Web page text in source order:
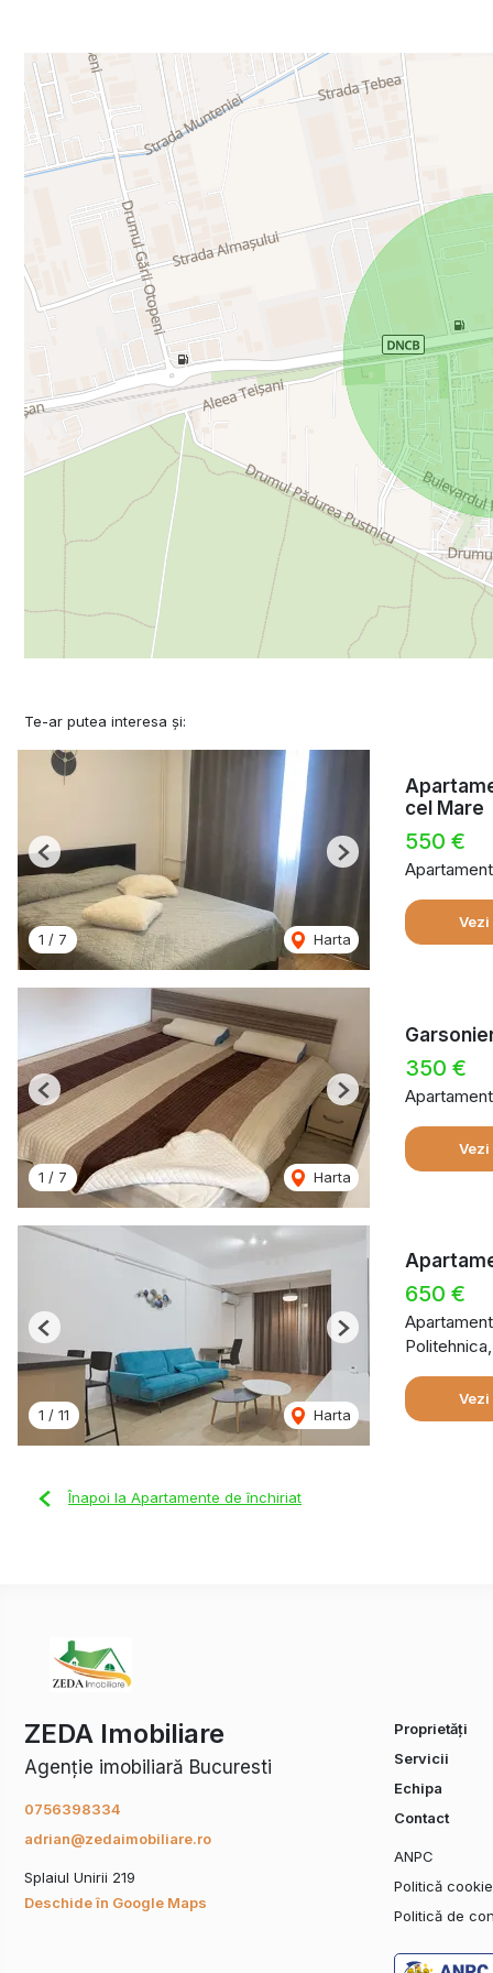
Te-ar putea interesa și:
1 / 7 Harta
Previous Next
cel Mare
550 €
1 / 7 Harta
Previous Next
350 €
1 / 11 Harta
Previous Next
650 €
Înapoi la Apartamente de închiriat
ZEDA Imobiliare
Agenție imobiliară Bucuresti
0756398334
adrian@zedaimobiliare.ro
Splaiul Unirii 219
Deschide în Google Maps
Proprietăți
Servicii
Echipa
Contact
ANPC
Politică
Politică de